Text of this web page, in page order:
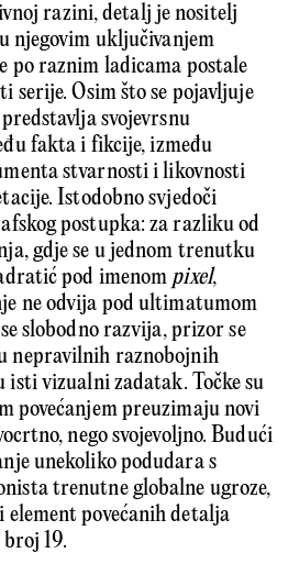
razini, detalj je nositelj
njegovim uključivanjem
po raznim ladicama postale
serije. Osim što se pojavljuje
svojevrsnu
fakta i fikcije, između
stvarnosti i likovnosti
Istodobno svjedoči
postupka: za razliku od
gdje se u jednom trenutku
pod imenom pixel,
ne odvija pod ultimatumom
slobodno razvija, prizor se
nepravilnih raznobojnih
vizualni zadatak. Točke su
povećanjem preuzimaju novi
nego svojevoljno. Budući
unekoliko podudara s
trenutne globalne ugroze,
povećanih detalja
19.